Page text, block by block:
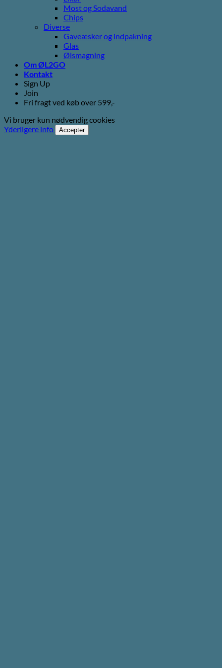
Most og Sodavand
Chips
Diverse
Gaveæsker og indpakning
Glas
Ølsmagning
Om ØL2GO
Kontakt
Sign Up
Join
Fri fragt ved køb over 599,-
Vi bruger kun nødvendig cookies
Yderligere info
Accepter